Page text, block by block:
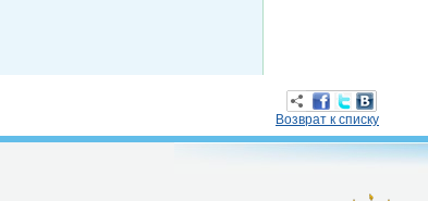
Возврат к списку